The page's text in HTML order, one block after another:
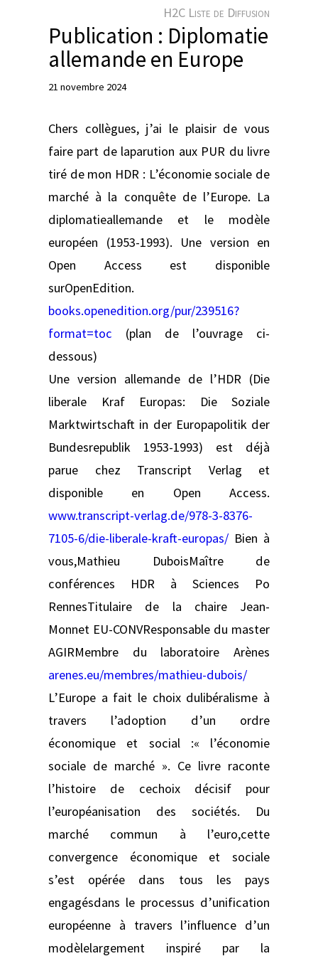
H2C Liste de Diffusion
Publication : Diplomatie
allemande en Europe
21 novembre 2024
Chers collègues, j’ai le plaisir de vous
faire part de laparution aux PUR du livre
tiré de mon HDR : L’économie sociale de
marché à la conquête de l’Europe. La
diplomatieallemande et le modèle
européen (1953-1993). Une version en
Open Access est disponible
surOpenEdition.
books.openedition.org/pur/239516?
format=toc (plan de l’ouvrage ci-
dessous)
Une version allemande de l’HDR (Die
liberale Kraf Europas: Die Soziale
Marktwirtschaft in der Europapolitik der
Bundesrepublik 1953-1993) est déjà
parue chez Transcript Verlag et
disponible en Open Access.
www.transcript-verlag.de/978-3-8376-
7105-6/die-liberale-kraft-europas/ Bien à
vous,Mathieu DuboisMaître de
conférences HDR à Sciences Po
RennesTitulaire de la chaire Jean-
Monnet EU-CONVResponsable du master
AGIRMembre du laboratoire Arènes
arenes.eu/membres/mathieu-dubois/
L’Europe a fait le choix dulibéralisme à
travers l’adoption d’un ordre
économique et social :« l’économie
sociale de marché ». Ce livre raconte
l’histoire de cechoix décisif pour
l’européanisation des sociétés. Du
marché commun à l’euro,cette
convergence économique et sociale
s’est opérée dans tous les pays
engagésdans le processus d’unification
européenne à travers l’influence d’un
modèlelargement inspiré par la